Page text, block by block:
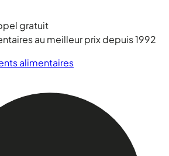
gratuit
au meilleur prix depuis 1992
alimentaires